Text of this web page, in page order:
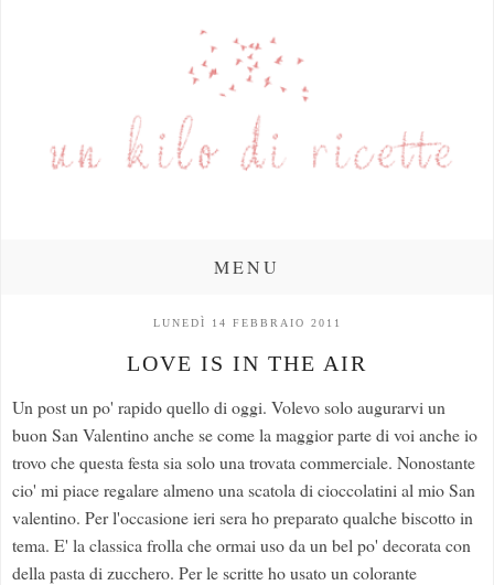
MENU
LUNEDÌ 14 FEBBRAIO 2011
LOVE IS IN THE AIR
Un post un po' rapido quello di oggi. Volevo solo augurarvi un
buon San Valentino anche se come la maggior parte di voi anche io
trovo che questa festa sia solo una trovata commerciale. Nonostante
cio' mi piace regalare almeno una scatola di cioccolatini al mio San
valentino. Per l'occasione ieri sera ho preparato qualche biscotto in
tema. E' la classica frolla che ormai uso da un bel po' decorata con
della pasta di zucchero. Per le scritte ho usato un colorante